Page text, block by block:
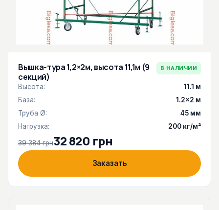
Вышка-тура 1,2×2м, высота 11,1м (9
секций)
В НАЛИЧИИ
Высота:
11.1 м
База:
1.2×2 м
Труба Ø:
45 мм
Нагрузка:
200 кг/м²
39 384 грн32 820 грн
Заказать